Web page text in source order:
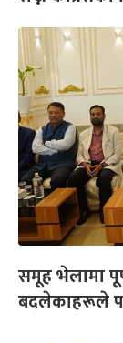
समूह भेलामा
बदलेकाहरूले